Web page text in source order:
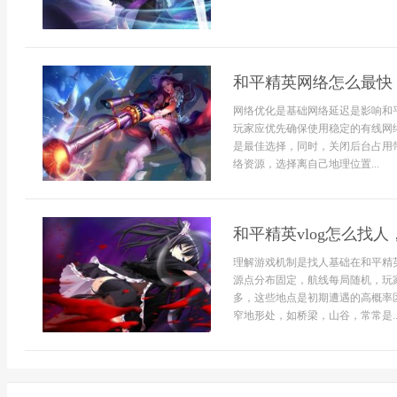
和平精英网络怎么最
网络优化是基础网络延迟是影响
玩家应优先确保使用稳定的有线
是最佳选择，同时，关闭后台占
络资源，选择离自己地理位置...
和平精英vlog怎么找人
理解游戏机制是找人基础在和平
源点分布固定，航线每局随机，
多，这些地点是初期遭遇的高概
窄地形处，如桥梁，山谷，常常是